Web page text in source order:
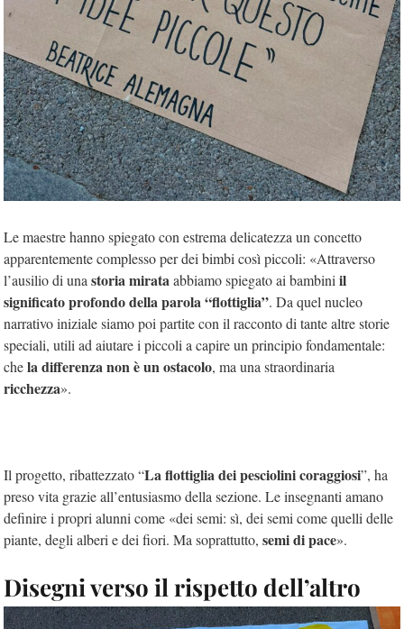
Le maestre hanno spiegato con estrema delicatezza un concetto
apparentemente complesso per dei bimbi così piccoli: «Attraverso
l’ausilio di una storia mirataabbiamo spiegato ai bambini il
significato profondo della parola “flottiglia”. Da quel nucleo
narrativo iniziale siamo poi partite con il racconto di tante altre storie
speciali, utili ad aiutare i piccoli a capire un principio fondamentale:
chela differenza non è un ostacolo, ma una straordinaria
ricchezza».
Il progetto, ribattezzato “La flottiglia dei pesciolini coraggiosi”, ha
preso vita grazie all’entusiasmo della sezione. Le insegnanti amano
definire i propri alunni come «dei semi: sì, dei semi come quelli delle
piante, degli alberi e dei fiori. Ma soprattutto, semi di pace».
Disegni verso il rispetto dell’altro